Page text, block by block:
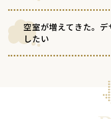
空室が増えてきた。
したい